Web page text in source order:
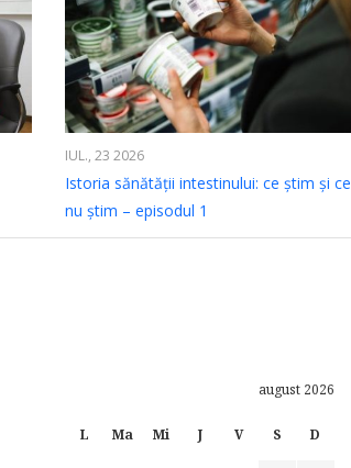
IUL., 23 2026
Istoria sănătății intestinului: ce știm și ce
nu știm – episodul 1
august 2026
L Ma Mi J V S D